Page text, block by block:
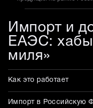
Импорт и
ЕАЭС: хабы
миля»
Как это работает
Импорт в Российскую